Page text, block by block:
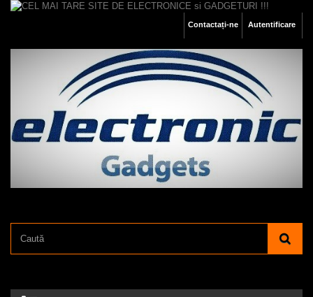
Autentificare
Contactați-ne